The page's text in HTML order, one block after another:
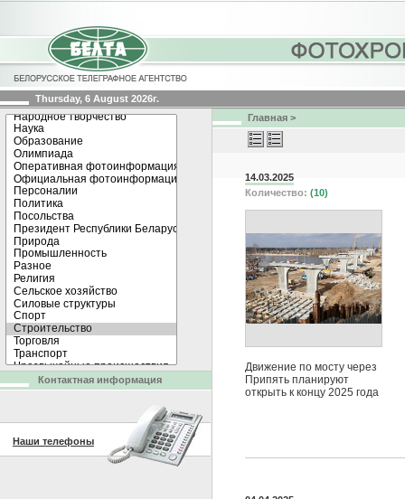
Thursday, 6 August 2026г.
Главная >
14.03.2025
Количество: (10)
Движение по мосту через
Припять планируют
открыть к концу 2025 года
Контактная информация
Наши телефоны